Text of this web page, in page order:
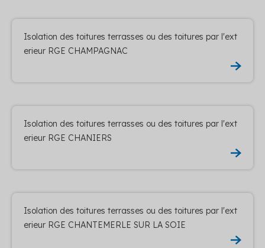
Isolation des toitures terrasses ou des toitures par l'ext
erieur RGE CHAMPAGNAC
Isolation des toitures terrasses ou des toitures par l'ext
erieur RGE CHANIERS
Isolation des toitures terrasses ou des toitures par l'ext
erieur RGE CHANTEMERLE SUR LA SOIE